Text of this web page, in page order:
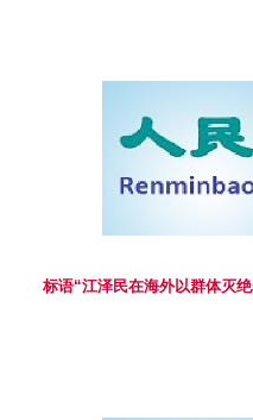
标语“江泽民在海外以群体灭